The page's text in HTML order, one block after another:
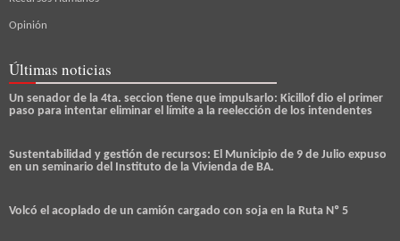
Opinión
Últimas noticias
Un senador de la 4ta. seccion tiene que impulsarlo: Kicillof dio el primer
paso para intentar eliminar el límite a la reelección de los intendentes
Sustentabilidad y gestión de recursos: El Municipio de 9 de Julio expuso
en un seminario del Instituto de la Vivienda de BA.
Volcó el acoplado de un camión cargado con soja en la Ruta Nº 5